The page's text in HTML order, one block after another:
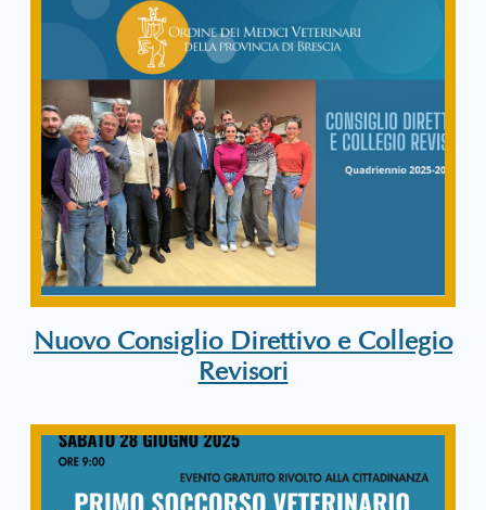
Nuovo Consiglio Direttivo e Collegio
Revisori